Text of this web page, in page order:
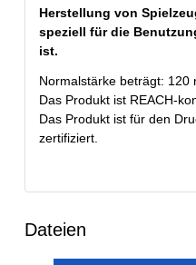
Herstellung von
speziell für die
ist.
Normalstärke beträgt: 120
Das Produkt ist REACH-
Das Produkt ist für den
zertifiziert.
Dateien